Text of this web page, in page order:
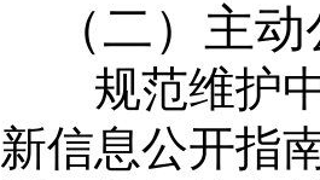
（二）主
规范维护中
新信息公开指